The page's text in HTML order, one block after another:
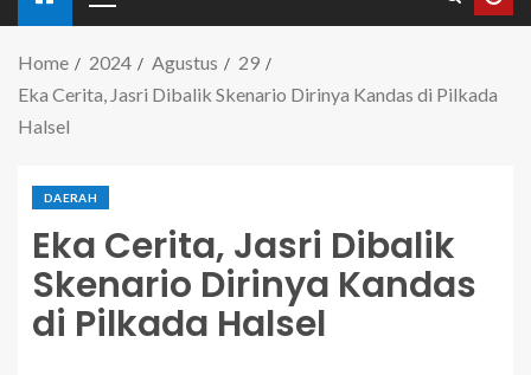
Home 2024 Agustus
29
Eka Cerita, Jasri Dibalik Skenario Dirinya Kandas di Pilkada
Halsel
DAERAH
Eka Cerita, Jasri Dibalik
Skenario Dirinya Kandas
di Pilkada Halsel